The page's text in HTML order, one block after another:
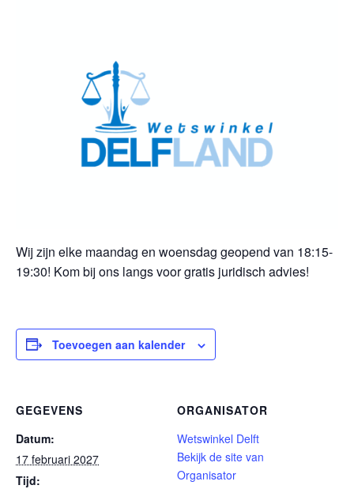
Wij zijn elke maandag en woensdag geopend van 18:15-
19:30! Kom bij ons langs voor gratis juridisch advies!
Toevoegen aan kalender
GEGEVENS
Datum:
17 februari 2027
Tijd:
ORGANISATOR
Wetswinkel Delft
Bekijk de site van
Organisator